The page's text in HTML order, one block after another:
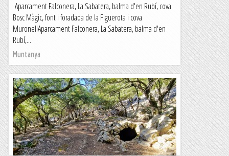
Aparcament Falconera, La Sabatera, balma d'en Rubí, cova
Bosc Màgic, font i foradada de la Figuerota i cova
MuronellAparcament Falconera, La Sabatera, balma d'en
Rubí,...
Muntanya